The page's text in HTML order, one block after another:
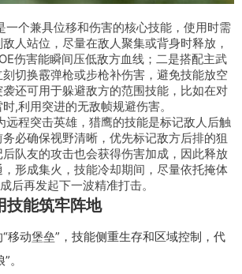
一个兼具位移和伤害的核心技能，使用时需
人站位，尽量在敌人聚集或背身时释放，
伤害能瞬间压低敌方血线；二是搭配主武
切换霰弹枪或步枪补伤害，避免技能放空
还可用于躲避敌方的范围技能，比如在对
,利用突进的无敌帧规避伤害。
远程突击英雄，猎鹰的技能是标记敌人后触
必确保视野清晰，优先标记敌方后排的狙
队友的攻击也会获得伤害加成，因此释放
形成集火，技能冷却期间，尽量依托掩体
后再发起下一波精准打击。
技能筑牢阵地
移动堡垒”，技能侧重生存和区域控制，代
。